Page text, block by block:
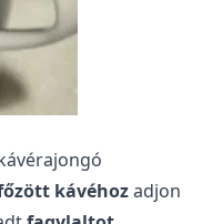
kávéhozadjon